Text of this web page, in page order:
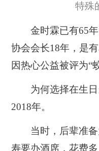
特殊
金时霖已有65年
协会会长18年，是
因热心公益被评为“
为何选择在生日
2018年。
当时，后辈准备
寿要办酒席，花费